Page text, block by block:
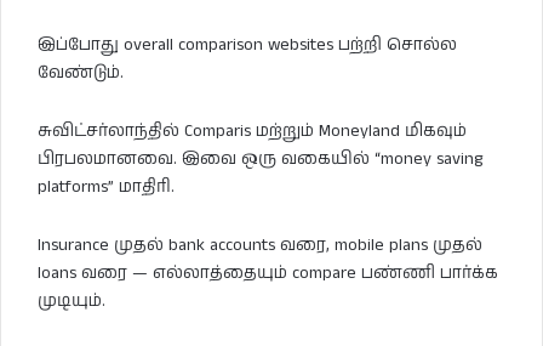
இப்போது overall comparison websites பற்றி சொல்ல
வேண்டும்.
சுவிட்சர்லாந்தில் Comparis மற்றும் Moneyland மிகவும்
பிரபலமானவை. இவை ஒரு வகையில் “money saving
platforms” மாதிரி.
Insurance முதல் bank accounts வரை, mobile plans முதல்
loans வரை — எல்லாத்தையும் compare பண்ணி பார்க்க
முடியும்.